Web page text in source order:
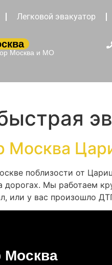
Легковой эвакуатор
Москва и МО
Москва
поблизости от
Мы работаем
или у вас произошло
Москва